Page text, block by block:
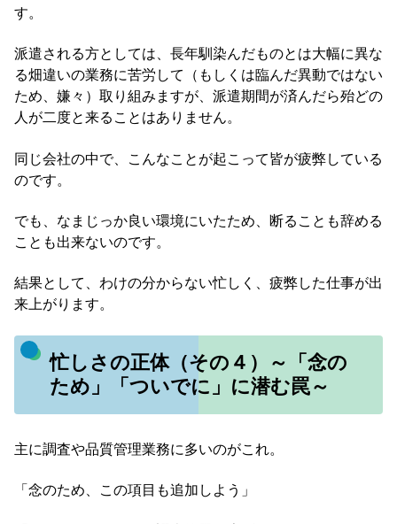
す。
派遣される方としては、長年馴染んだものとは大幅に異な
る畑違いの業務に苦労して（もしくは臨んだ異動ではない
ため、嫌々）取り組みますが、派遣期間が済んだら殆どの
人が二度と来ることはありません。
同じ会社の中で、こんなことが起こって皆が疲弊している
のです。
でも、なまじっか良い環境にいたため、断ることも辞める
ことも出来ないのです。
結果として、わけの分からない忙しく、疲弊した仕事が出
来上がります。
忙しさの正体（その４）～「念の
ため」「ついでに」に潜む罠～
主に調査や品質管理業務に多いのがこれ。
「念のため、この項目も追加しよう」